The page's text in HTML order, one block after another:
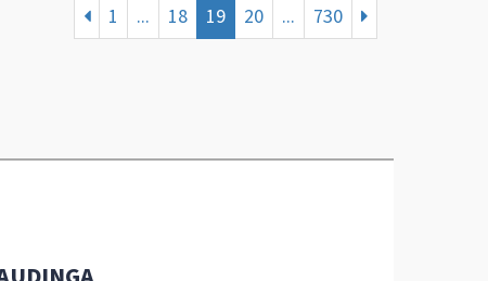
1 ... 18 19 20 ... 730